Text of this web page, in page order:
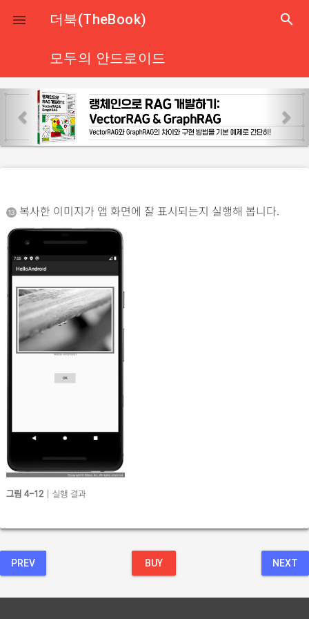
close
 더북(TheBook) search
모두의 안드로이드
p
r
e
u
s
n
e
x
복사한 이미지가 앱 화면에 잘 표시되는지 실행해 봅니다.
그림 4-12| 실행 결과
PREV BUY NEXT